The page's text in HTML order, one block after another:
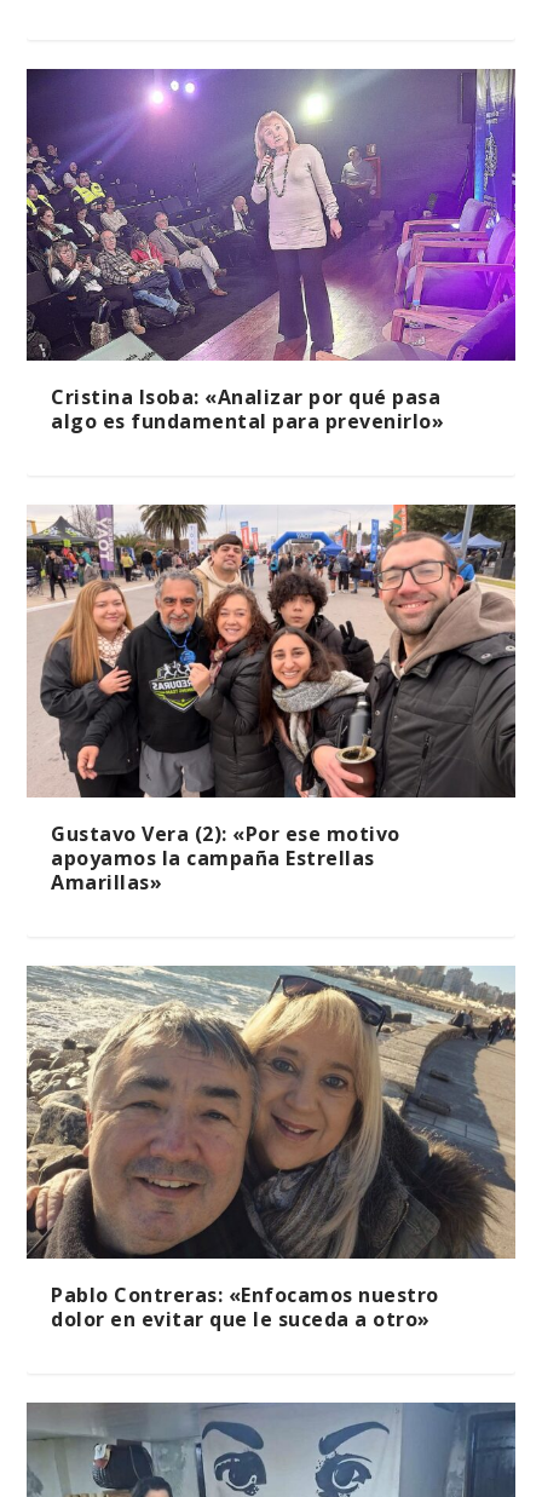
Cristina Isoba: «Analizar por qué pasa
algo es fundamental para prevenirlo»
Gustavo Vera (2): «Por ese motivo
apoyamos la campaña Estrellas
Amarillas»
Pablo Contreras: «Enfocamos nuestro
dolor en evitar que le suceda a otro»